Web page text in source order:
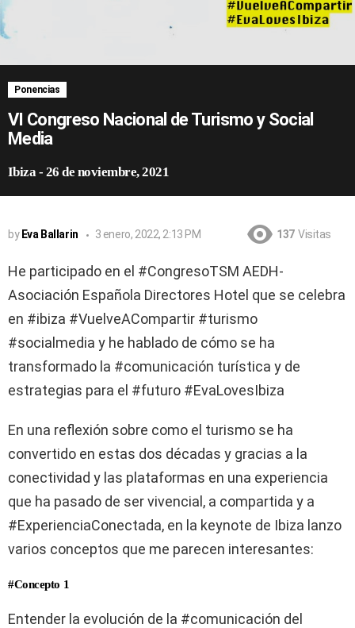
Ponencias
VI Congreso Nacional de Turismo y Social
Media
Ibiza- 26 de noviembre, 2021
by Eva Ballarin 3 enero, 2022, 2:13 PM 137 Visitas
He participado en el #CongresoTSM AEDH-
Asociación Española Directores Hotel que se celebra
en #ibiza #VuelveACompartir #turismo
#socialmedia y he hablado de cómo se ha
transformado la #comunicación turística y de
estrategias para el #futuro #EvaLovesIbiza
En una reflexión sobre como el turismo se ha
convertido en estas dos décadas y gracias a la
conectividad y las plataformas en una experiencia
que ha pasado de ser vivencial, a compartida y a
#ExperienciaConectada, en la keynote de Ibiza lanzo
varios conceptos que me parecen interesantes:
#Concepto 1
Entender la evolución de la #comunicación del